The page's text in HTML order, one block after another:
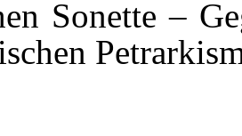
Sonette –